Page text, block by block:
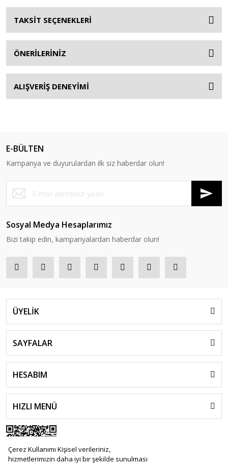
Çerez Kullanımı Kişisel verileriniz,
hizmetlerimizin daha iyi bir şekilde sunulması
TAKSİT SEÇENEKLERİ
ÖNERİLERİNİZ
ALIŞVERİŞ DENEYİMİ
E-BÜLTEN
Kampanya ve duyurulardan ilk siz haberdar olun!
Sosyal Medya Hesaplarımız
Bizi takip edin, kampanyalardan haberdar olun!
ÜYELİK
SAYFALAR
HESABIM
HIZLI MENÜ